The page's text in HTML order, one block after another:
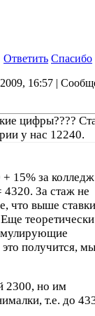
Ответить Спасибо
16:57 |
цифры????
у нас 12240.
+ 15% за
4320. За стаж не
что выше ставки
теоретически
получится, мы
2300, но им
т.е. до